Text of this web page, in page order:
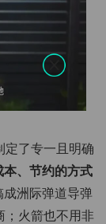
定了专一且明确
、节约的方式
洲际弹道导弹
；火箭也不用非